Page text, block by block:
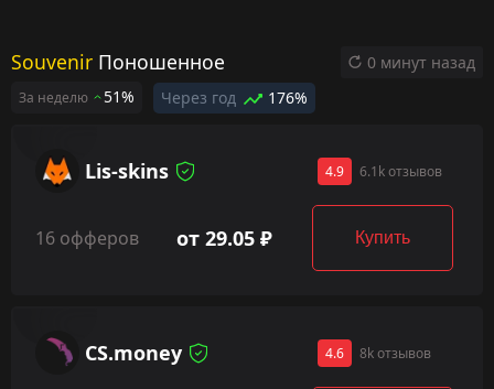
Souvenir Поношенное
За неделю 51% Через год 176%
0 минут назад
Lis-skins 4.9 6.1k отзывов
16 офферов от 29.05 ₽ Купить
CS.money 4.6 8k отзывов